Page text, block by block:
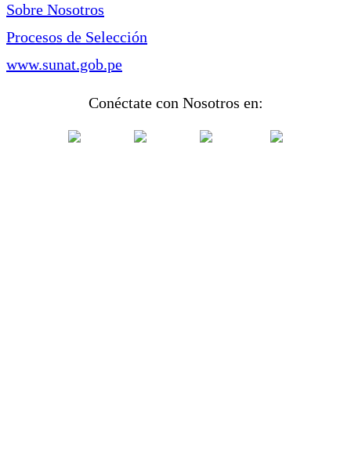
Sobre Nosotros
Procesos de Selección
www.sunat.gob.pe
Conéctate con Nosotros en: